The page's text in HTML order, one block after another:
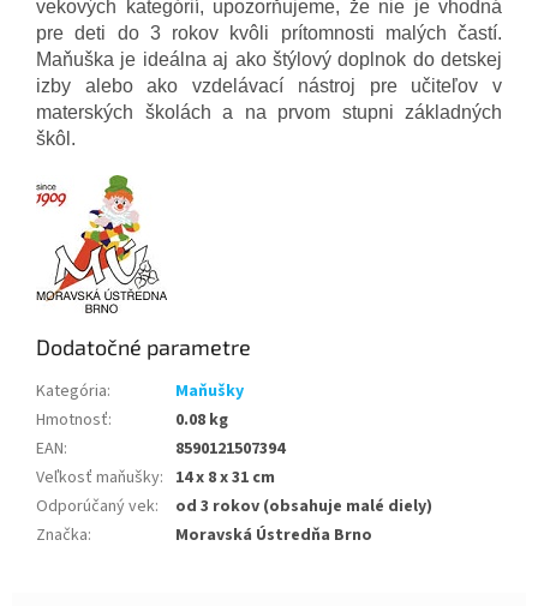
vekových kategórií, upozorňujeme, že nie je vhodná
pre deti do 3 rokov kvôli prítomnosti malých častí.
Maňuška je ideálna aj ako štýlový doplnok do detskej
izby alebo ako vzdelávací nástroj pre učiteľov v
materských školách a na prvom stupni základných
škôl.
Dodatočné parametre
Kategória:
Maňušky
Hmotnosť:
0.08 kg
EAN:
8590121507394
Veľkosť maňušky: 14 x 8 x 31 cm
Odporúčaný vek:
od 3 rokov (obsahuje malé diely)
Značka: Moravská Ústredňa Brno